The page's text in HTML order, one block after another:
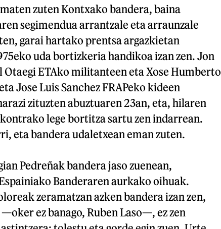
zuten Kontxako bandera, baina
segimendua arrantzale eta arraunzale
garai hartako prentsa argazkietan
uda bortizkeria handikoa izan zen. Jon
ETAko militanteen eta Xose Humberto
Jose Luis Sanchez FRAPeko kideen
zituzten abuztuaren 23an, eta, hilaren
lege bortitza sartu zen indarrean.
eta bandera udaletxean eman zuten.
Pedreñak bandera jaso zuenean,
Banderaren aurkako oihuak.
zeramatzan azken bandera izan zen,
ez banago, Ruben Laso—, ez zen